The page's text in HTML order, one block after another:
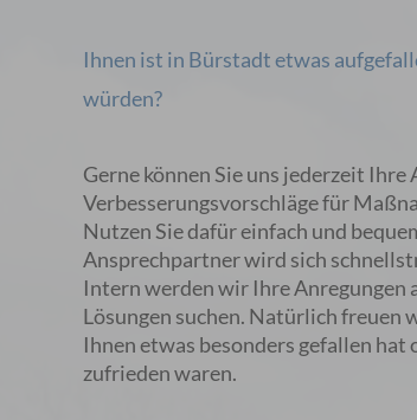
Ihnen ist in Bürstadt etwas
würden?
Gerne können Sie uns jederzeit Ihre
Verbesserungsvorschläge für
Nutzen Sie dafür einfach und
Ansprechpartner wird sich
Intern werden wir Ihre Anregungen
Lösungen suchen. Natürlich freuen
Ihnen etwas besonders gefallen
zufrieden waren.